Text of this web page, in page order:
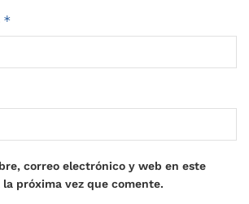
*
correo electrónico y web en este
la próxima vez que comente.